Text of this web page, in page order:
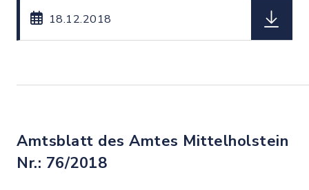
18.12.2018
Amtsblatt des Amtes Mittelholstein
Nr.: 76/2018